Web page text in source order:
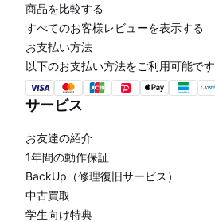
商品を比較する
すべてのお客様レビューを表示する
お支払い方法
以下のお支払い方法をご利用可能です
サービス
お友達の紹介
1年間の動作保証
BackUp（修理復旧サービス）
中古買取
学生向け特典